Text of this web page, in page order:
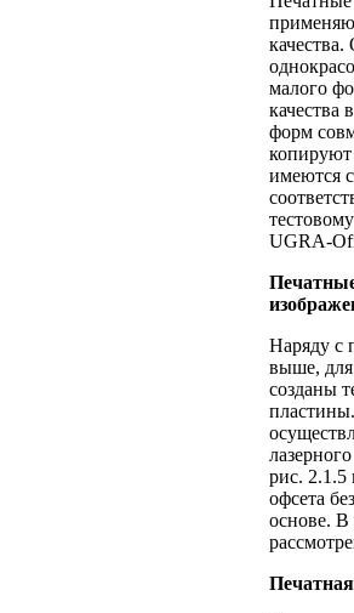
малого
качества
форм
копируют
имеются
UGRA-
Наряду с
выше,
созданы
рис. 2.1.5
офсета
основе. В